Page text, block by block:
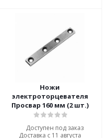
Ножи
электроторцевателя
Просвар 160 мм (2 шт.)
Доступен под заказ
Доставка с 11 августа